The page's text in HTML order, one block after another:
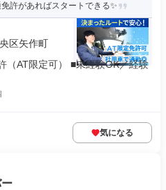
許があればスタートできる✨
区矢作町
（AT限定可） ■未経験OK／経験
気になる